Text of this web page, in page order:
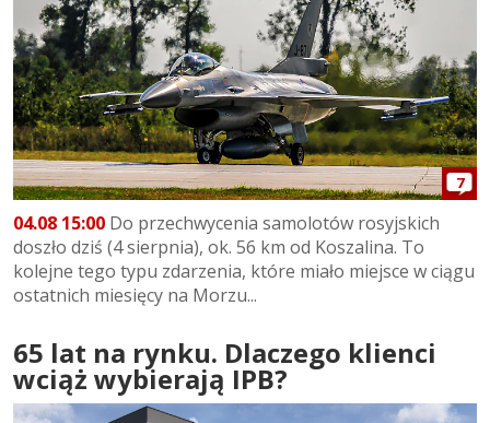
7
04.08 15:00 Do przechwycenia samolotów rosyjskich
doszło dziś (4 sierpnia), ok. 56 km od Koszalina. To
kolejne tego typu zdarzenia, które miało miejsce w ciągu
ostatnich miesięcy na Morzu...
65 lat na rynku. Dlaczego klienci
wciąż wybierają IPB?